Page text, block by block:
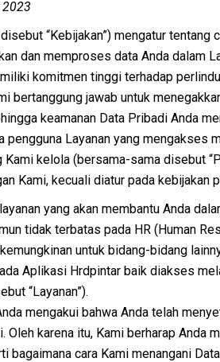
2023
“Kebijakan”) mengatur tentang
dan memproses data Anda dalam
komitmen tinggi terhadap
bertanggung jawab untuk
keamanan Data Pribadi Anda
pengguna Layanan yang mengakses
Kami kelola (bersama-sama disebut
Kami, kecuali diatur pada kebijakan
yang akan membantu Anda
tidak terbatas pada HR (Human
untuk bidang-bidang
Aplikasi Hrdpintar baik diakses
“Layanan”).
mengakui bahwa Anda telah
Oleh karena itu, Kami berharap Anda
bagaimana cara Kami menangani